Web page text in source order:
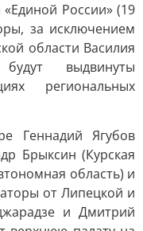
России» (19
за исключением
области Василия
выдвинуты
региональных
Геннадий Ягубов
Брыксин (Курская
область) и
от Липецкой и
и Дмитрий